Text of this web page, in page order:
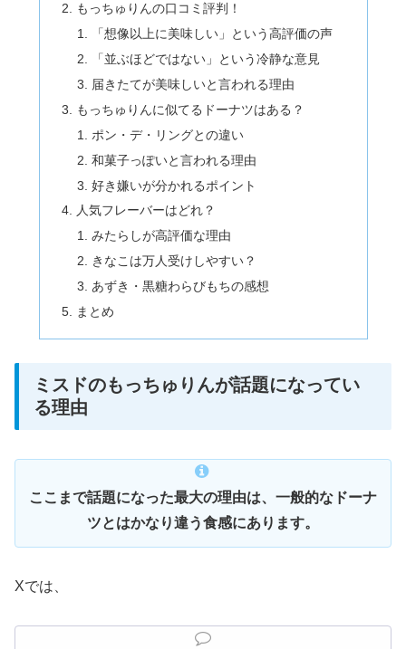
もっちゅりんの口コミ評判！
「想像以上に美味しい」という高評価の声
「並ぶほどではない」という冷静な意見
届きたてが美味しいと言われる理由
もっちゅりんに似てるドーナツはある？
ポン・デ・リングとの違い
和菓子っぽいと言われる理由
好き嫌いが分かれるポイント
人気フレーバーはどれ？
みたらしが高評価な理由
きなこは万人受けしやすい？
あずき・黒糖わらびもちの感想
まとめ
ミスドのもっちゅりんが話題になってい
る理由
ここまで話題になった最大の理由は、一般的なドーナ
ツとはかなり違う食感にあります。
Xでは、